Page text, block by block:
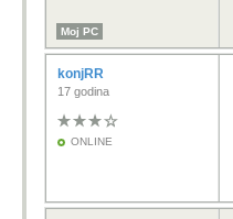
Moj PC
konjRR
17 godina
ONLINE